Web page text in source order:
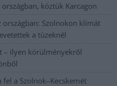
köztük Karcagon
Szolnokon klímát
a tüzeknél
– ilyen körülményekről
a Szolnok–Kecskemét